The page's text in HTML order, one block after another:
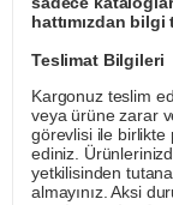
hattımızdan
Teslimat Bilgileri
Kargonuz teslim
veya ürüne zarar
görevlisi ile
ediniz.
yetkilisinden
almayınız. Aksi